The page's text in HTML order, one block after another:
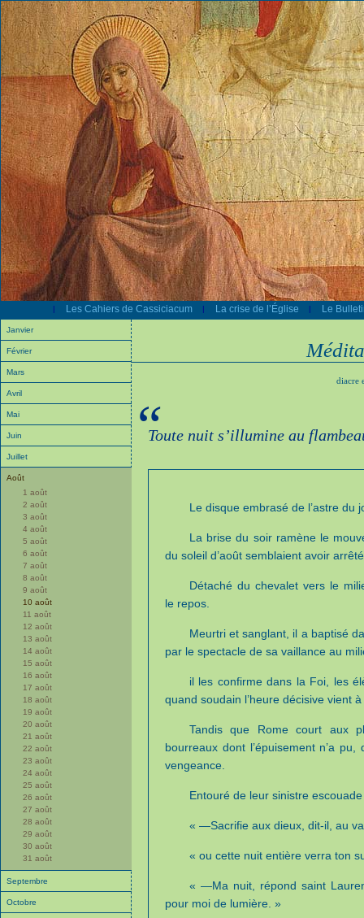
| Les Cahiers de Cassiciacum | La crise de l’Église | Le
Janvier
Février
Mars
Avril
Mai
Juin
Juillet
Août
1 août
2 août
3 août
4 août
5 août
6 août
7 août
8 août
9 août
10 août
11 août
12 août
13 août
14 août
15 août
16 août
17 août
18 août
19 août
20 août
21 août
22 août
23 août
24 août
25 août
26 août
27 août
28 août
29 août
30 août
31 août
Septembre
Octobre
diacre
“
Toute nuit s’illumine au
Le disque embrasé de l’astre du
La brise du soir ramène le
du soleil d’août semblaient avoir
Détaché du chevalet vers le
le repos.
Meurtri et sanglant, il a baptisé
par le spectacle de sa vaillance au
il les confirme dans la Foi, les
quand soudain l’heure décisive vient
Tandis que Rome court aux
bourreaux dont l’épuisement n’a
vengeance.
Entouré de leur sinistre
« —Sacrifie aux dieux, dit-il, au
« ou cette nuit entière verra ton
« —Ma nuit, répond saint
pour moi de lumière. »